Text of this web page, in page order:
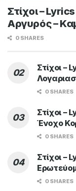
Στίχοι –
Αργυρός –
0 SHARES
Στίχοι –
0 SHARES
Στίχοι –
Ένοχο
0 SHARES
Στίχοι –
0 SHARES